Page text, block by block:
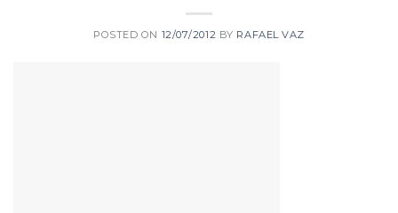
POSTED ON 12/07/2012 BY RAFAEL VAZ